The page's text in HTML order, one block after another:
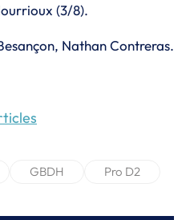
(3/8).
Nathan Contreras.
GBDH Pro D2